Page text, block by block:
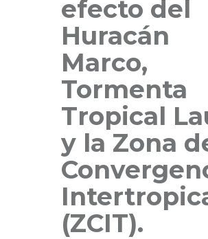
efecto del
Huracán
Marco,
Tormenta
Tropical
y la Zona
(ZCIT).